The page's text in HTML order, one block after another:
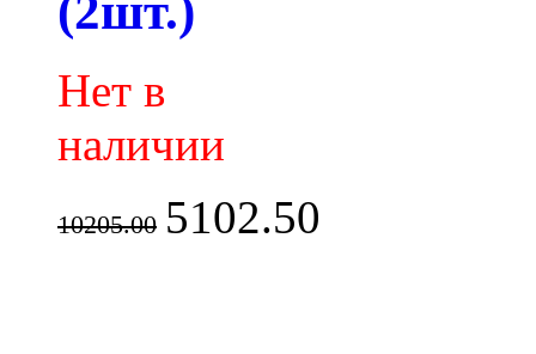
Нет в
наличии
10205.00 5102.50